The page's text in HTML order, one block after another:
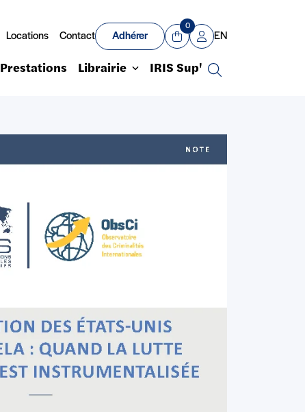
Locations Contact Adhérer
Panier
0
Mon compte
EN
Prestations Librairie IRIS Sup'
Recherche